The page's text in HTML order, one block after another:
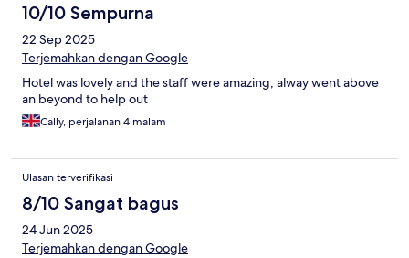
10/10 Sempurna
22 Sep 2025
Terjemahkan dengan Google
Hotel was lovely and the staff were amazing, alway went above
an beyond to help out
Cally, perjalanan 4 malam
Ulasan terverifikasi
8/10 Sangat bagus
24 Jun 2025
Terjemahkan dengan Google